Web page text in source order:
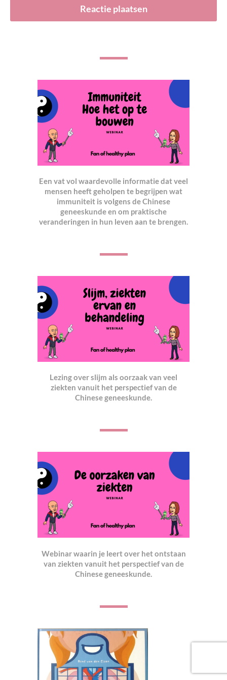
Een vat vol waardevolle informatie dat veel
mensen heeft geholpen te begrijpen wat
immuniteit is volgens de Chinese
geneeskunde en om praktische
veranderingen in hun leven aan te brengen.
Lezing over slijm als oorzaak van veel
ziekten vanuit het perspectief van de
Chinese geneeskunde.
Webinar waarin je leert over het ontstaan
van ziekten vanuit het perspectief van de
Chinese geneeskunde.